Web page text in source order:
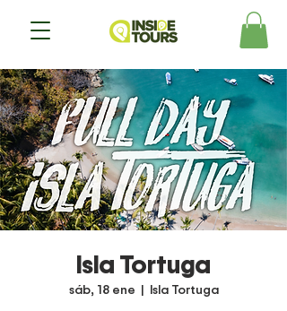
Isla Tortuga
sáb, 18 ene
  |
Isla Tortuga